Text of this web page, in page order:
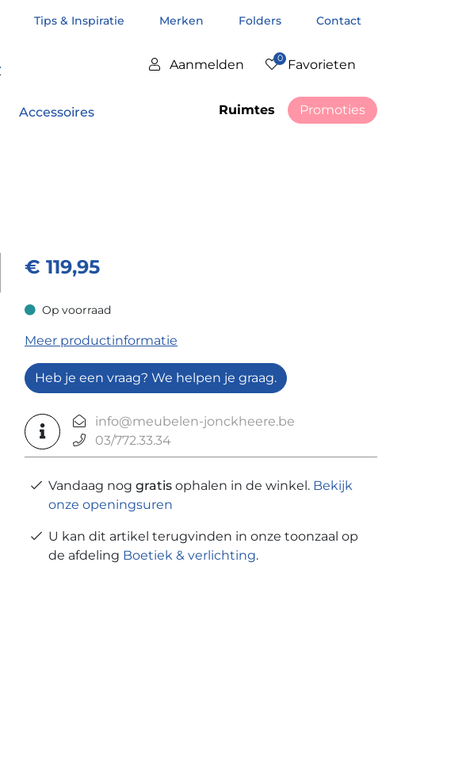
Tips & Inspiratie Merken Folders Contact
Aanmelden 0 Favorieten
Accessoires Ruimtes Promoties
€ 119,95
Op voorraad
Op voorraad
Meer productinformatie
Heb je een vraag? We helpen je graag.
info@meubelen-jonckheere.be
03/772.33.34
Vandaag nog gratis ophalen in de winkel. Bekijk
onze openingsuren
U kan dit artikel terugvinden in onze toonzaal op
de afdeling Boetiek & verlichting.